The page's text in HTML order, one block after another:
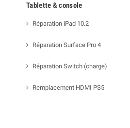
Tablette & console
Réparation iPad 10.2
Réparation Surface Pro 4
Réparation Switch (charge)
Remplacement HDMI PS5